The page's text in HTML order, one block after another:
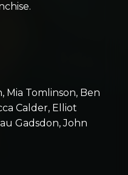
Mia Tomlinson, Ben
Calder, Elliot
Gadsdon, John